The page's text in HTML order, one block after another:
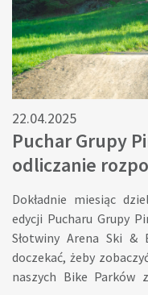
Tender, Kwiaty we
sierpnia
Zacytujmy klasyków:
przybywaj do Krynicy
dostępne online:
szalone-lata-60
22.04.2025
Puchar Grupy
odliczanie
Dokładnie miesiąc
edycji Pucharu Grupy
Słotwiny Arena Ski
doczekać, żeby
naszych Bike Parków